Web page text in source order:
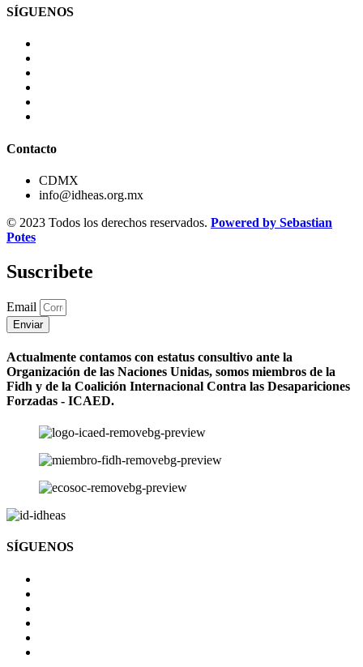
SÍGUENOS
Contacto
CDMX
info@idheas.org.mx
© 2023 Todos los derechos reservados. Powered by Sebastian
Potes
Suscribete
Email
Enviar
Actualmente contamos con estatus consultivo ante la
Organización de las Naciones Unidas, somos miembros de la
Fidh y de la Coalición Internacional Contra las Desapariciones
Forzadas - ICAED.
SÍGUENOS